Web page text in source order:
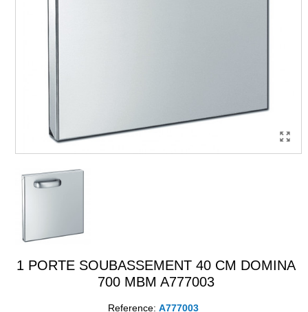
1 PORTE SOUBASSEMENT 40 CM DOMINA
700 MBM A777003
Reference: A777003